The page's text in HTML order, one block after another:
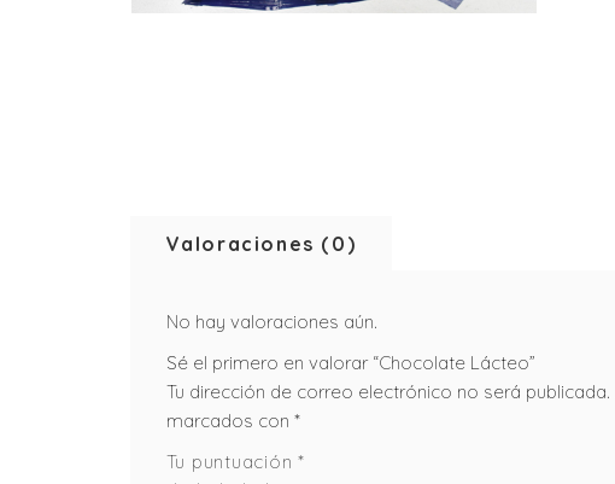
Valoraciones (0)
No hay valoraciones aún.
Sé el primero en valorar “Chocolate Lácteo”
Tu dirección de correo electrónico no será publicada.
marcados con *
Tu puntuación*